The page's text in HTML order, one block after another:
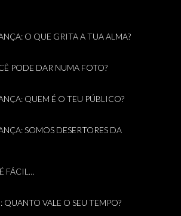
O QUE GRITA A TUA ALMA?
PODE DAR NUMA FOTO?
QUEM É O TEU PÚBLICO?
SOMOS DESERTORES DA
FÁCIL…
VALE O SEU TEMPO?